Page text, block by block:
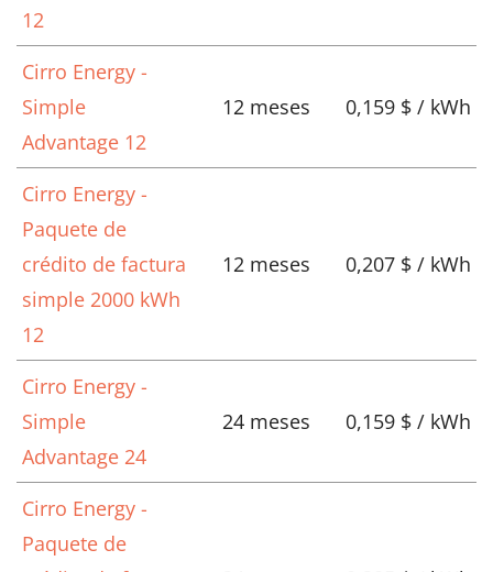
12
Cirro Energy -
Simple
Advantage 12
12 meses 0,159 $ / kWh
Cirro Energy -
Paquete de
crédito de factura
simple 2000 kWh
12
12 meses 0,207 $ / kWh
Cirro Energy -
Simple
Advantage 24
24 meses 0,159 $ / kWh
Cirro Energy -
Paquete de